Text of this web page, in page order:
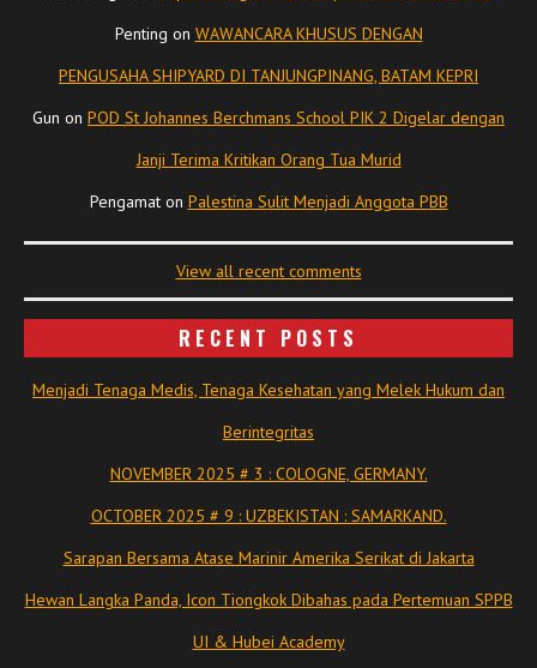
Penting on WAWANCARA KHUSUS DENGAN
PENGUSAHA SHIPYARD DI TANJUNGPINANG, BATAM KEPRI
Gun on POD St Johannes Berchmans School PIK 2 Digelar dengan
Janji Terima Kritikan Orang Tua Murid
Pengamaton Palestina Sulit Menjadi Anggota PBB
View all recent comments
RECENT POSTS
Menjadi Tenaga Medis, Tenaga Kesehatan yang Melek Hukum dan
Berintegritas
NOVEMBER 2025 # 3 : COLOGNE, GERMANY.
OCTOBER 2025 # 9 : UZBEKISTAN : SAMARKAND.
Sarapan Bersama Atase Marinir Amerika Serikat di Jakarta
Hewan Langka Panda, Icon Tiongkok Dibahas pada Pertemuan SPPB
UI & Hubei Academy